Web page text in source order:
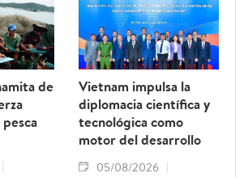
de
Vietnam impulsa la
diplomacia científica y
tecnológica como
motor del desarrollo
05/08/2026